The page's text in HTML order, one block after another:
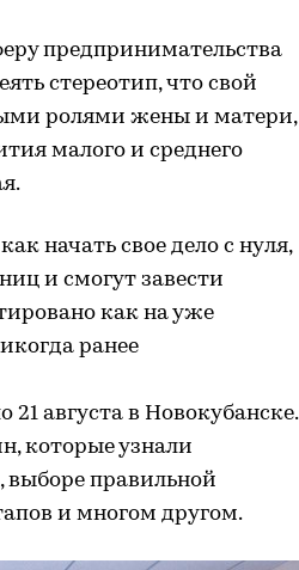
предпринимательства
стереотип, что свой
ролями жены и матери,
малого и среднего
начать свое дело с нуля,
и смогут завести
как на уже
ранее
августа в Новокубанске.
которые узнали
выборе правильной
и многом другом.